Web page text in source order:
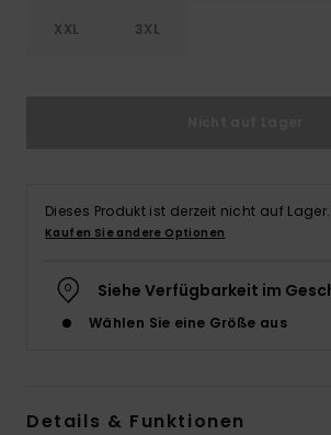
XXL 3XL
Dieses Produkt ist derzeit nicht auf Lager.
Kaufen Sie andere Optionen
Siehe Verfügbarkeit im
Wählen Sie eine Größe aus
Details & Funktionen